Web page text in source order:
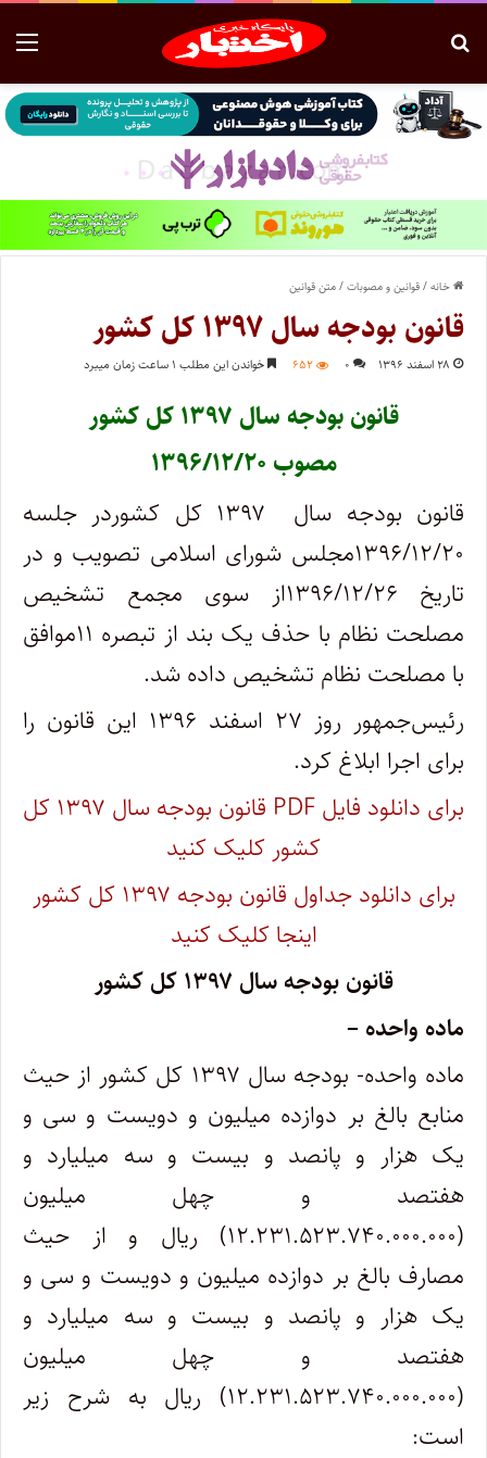
خانه/قوانین و مصوبات/متن قوانین
قانون بودجه سال ۱۳۹۷ کل کشور
۲۸ اسفند ۱۳۹۶ ۰ ۶۵۲ خواندن این مطلب ۱ ساعت زمان میبرد
قانون بودجه سال ۱۳۹۷ کل کشور
مصوب ۱۳۹۶/۱۲/۲۰
قانون بودجه سال ۱۳۹۷ کل کشوردر جلسه
۱۳۹۶/۱۲/۲۰مجلس شورای اسلامی تصویب و در
تاریخ ۱۳۹۶/۱۲/۲۶از سوی مجمع تشخیص
مصلحت نظام با حذف یک بند از تبصره ۱۱موافق
با مصلحت نظام تشخیص داده شد.
رئیس‌جمهور روز ۲۷ اسفند ۱۳۹۶ این قانون را
برای اجرا ابلاغ کرد.
برای دانلود فایل PDF قانون بودجه سال ۱۳۹۷ کل
کشور کلیک کنید
برای دانلود جداول قانون بودجه ۱۳۹۷ کل کشور
اینجا کلیک کنید
قانون بودجه سال ۱۳۹۷ کل کشور
ماده واحده –
ماده واحده- بودجه سال ۱۳۹۷ کل کشور از حیث
منابع بالغ بر دوازده میلیون و دویست و سی و
یک هزار و پانصد و بیست و سه میلیارد و
هفتصد و چهل میلیون
(۱۲.۲۳۱.۵۲۳.۷۴۰.۰۰۰.۰۰۰) ریال و از حیث
مصارف بالغ بر دوازده میلیون و دویست و سی و
یک هزار و پانصد و بیست و سه میلیارد و
هفتصد و چهل میلیون
(۱۲.۲۳۱.۵۲۳.۷۴۰.۰۰۰.۰۰۰) ریال به شرح زیر
است: